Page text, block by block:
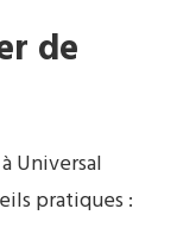
de
Universal
pratiques :